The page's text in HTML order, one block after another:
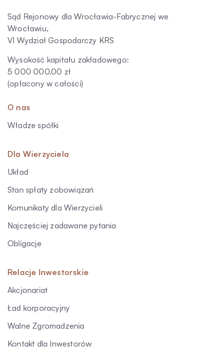
Sąd Rejonowy dla Wrocławia-Fabrycznej we
Wrocławiu,
VI Wydział Gospodarczy KRS
Wysokość kapitału zakładowego:
5 000 000,00 zł
(opłacony w całości)
O nas
Władze spółki
Dla Wierzyciela
Układ
Stan spłaty zobowiązań
Komunikaty dla Wierzycieli
Najczęściej zadawane pytania
Obligacje
Relacje Inwestorskie
Akcjonariat
Ład korporacyjny
Walne Zgromadzenia
Kontakt dla Inwestorów